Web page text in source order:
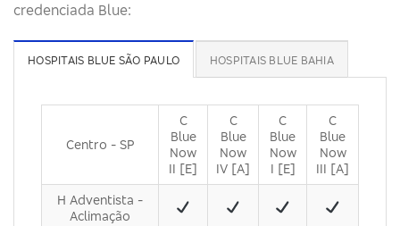
credenciada Blue:
HOSPITAIS BLUE SÃO PAULO HOSPITAIS BLUE BAHIA
Centro - SP
C
Blue
Now
II [E]
C
Blue
Now
IV [A]
C
Blue
Now
I [E]
C
Blue
Now
III [A]
H Adventista -
Aclimação